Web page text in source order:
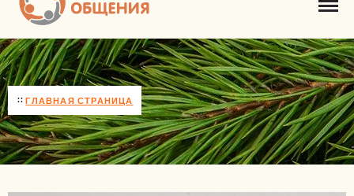
SHOP
ГЛАВНАЯ СТРАНИЦА